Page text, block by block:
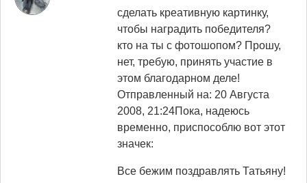
сделать креативную картинку,
чтобы наградить победителя?
кто на ты с фотошопом? Прошу,
нет, требую, принять участие в
этом благодарном деле!
Отправленный на: 20 Августа
2008, 21:24Пока, надеюсь
временно, приспособлю вот этот
значек:
Все бежим поздравлять Татьяну!